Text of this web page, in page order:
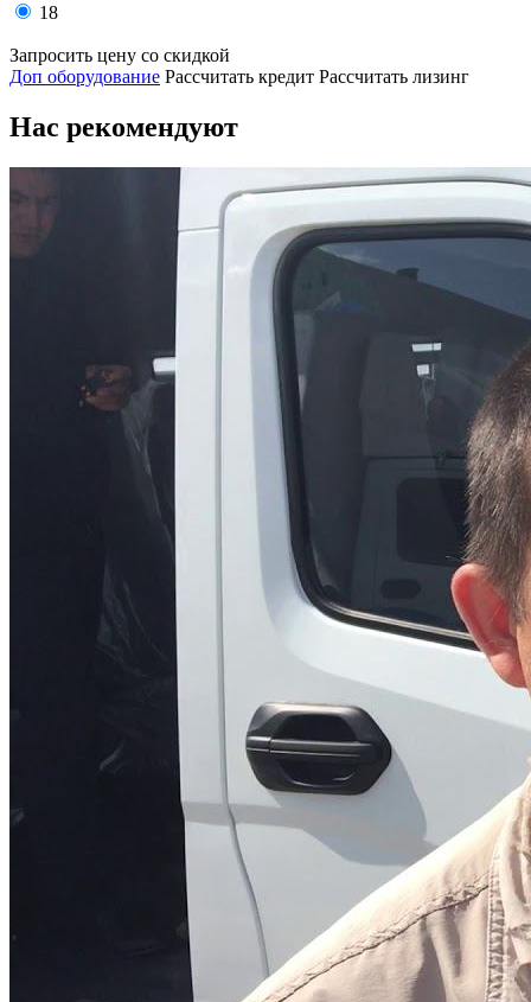
18
Запросить цену со скидкой
Доп оборудование Рассчитать кредит Рассчитать лизинг
Нас рекомендуют